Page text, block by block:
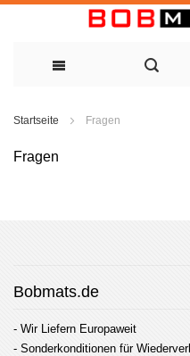
springen
Startseite Fragen
Fragen
Bobmats.de
- Wir Liefern Europaweit
- Sonderkonditionen für